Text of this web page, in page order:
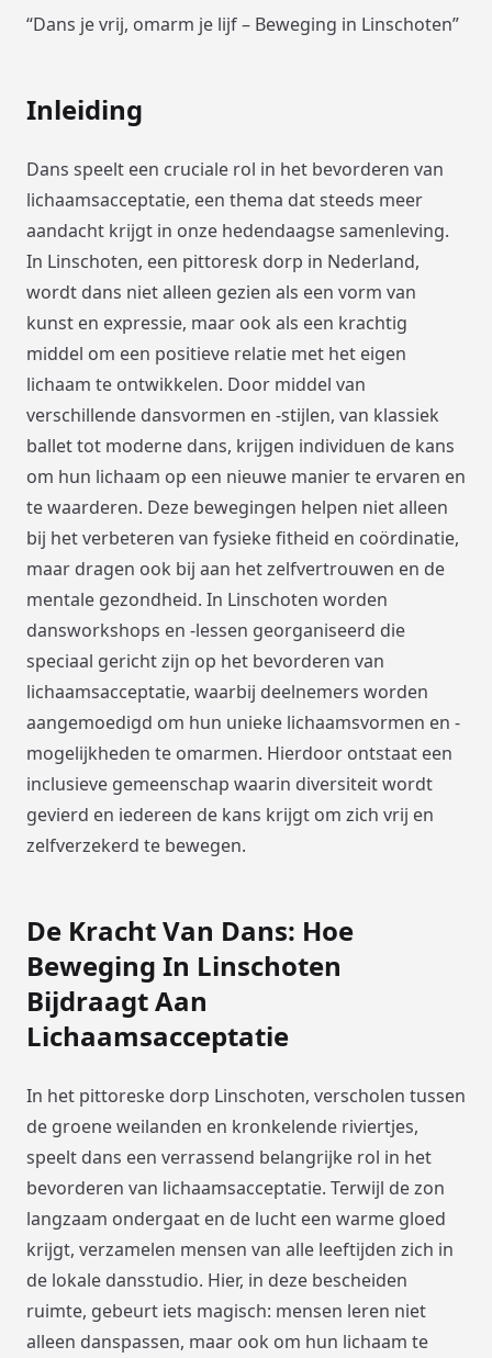
“Dans je vrij, omarm je lijf – Beweging in Linschoten”
Inleiding
Dans speelt een cruciale rol in het bevorderen van
lichaamsacceptatie, een thema dat steeds meer
aandacht krijgt in onze hedendaagse samenleving.
In Linschoten, een pittoresk dorp in Nederland,
wordt dans niet alleen gezien als een vorm van
kunst en expressie, maar ook als een krachtig
middel om een positieve relatie met het eigen
lichaam te ontwikkelen. Door middel van
verschillende dansvormen en -stijlen, van klassiek
ballet tot moderne dans, krijgen individuen de kans
om hun lichaam op een nieuwe manier te ervaren en
te waarderen. Deze bewegingen helpen niet alleen
bij het verbeteren van fysieke fitheid en coördinatie,
maar dragen ook bij aan het zelfvertrouwen en de
mentale gezondheid. In Linschoten worden
dansworkshops en -lessen georganiseerd die
speciaal gericht zijn op het bevorderen van
lichaamsacceptatie, waarbij deelnemers worden
aangemoedigd om hun unieke lichaamsvormen en -
mogelijkheden te omarmen. Hierdoor ontstaat een
inclusieve gemeenschap waarin diversiteit wordt
gevierd en iedereen de kans krijgt om zich vrij en
zelfverzekerd te bewegen.
De Kracht Van Dans: Hoe
Beweging In Linschoten
Bijdraagt Aan
Lichaamsacceptatie
In het pittoreske dorp Linschoten, verscholen tussen
de groene weilanden en kronkelende riviertjes,
speelt dans een verrassend belangrijke rol in het
bevorderen van lichaamsacceptatie. Terwijl de zon
langzaam ondergaat en de lucht een warme gloed
krijgt, verzamelen mensen van alle leeftijden zich in
de lokale dansstudio. Hier, in deze bescheiden
ruimte, gebeurt iets magisch: mensen leren niet
alleen danspassen, maar ook om hun lichaam te